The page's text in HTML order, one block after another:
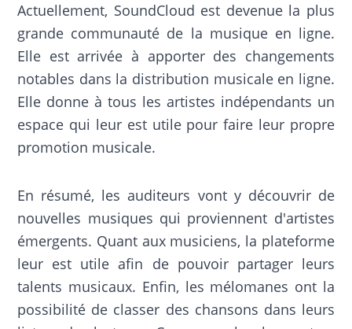
Actuellement, SoundCloud est devenue la plus
grande communauté de la musique en ligne.
Elle est arrivée à apporter des changements
notables dans la distribution musicale en ligne.
Elle donne à tous les artistes indépendants un
espace qui leur est utile pour faire leur propre
promotion musicale.
En résumé, les auditeurs vont y découvrir de
nouvelles musiques qui proviennent d'artistes
émergents. Quant aux musiciens, la plateforme
leur est utile afin de pouvoir partager leurs
talents musicaux. Enfin, les mélomanes ont la
possibilité de classer des chansons dans leurs